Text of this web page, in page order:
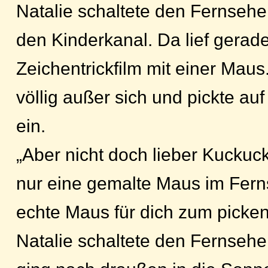
Natalie schaltete den
den Kinderkanal. Da lief
Zeichentrickfilm mit einer
völlig außer sich und pickte
ein.
„Aber nicht doch lieber
nur eine gemalte Maus im
echte Maus für dich zum
Natalie schaltete den